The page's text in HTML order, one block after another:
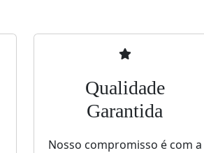
Qualidade
Garantida
Nosso compromisso é com a